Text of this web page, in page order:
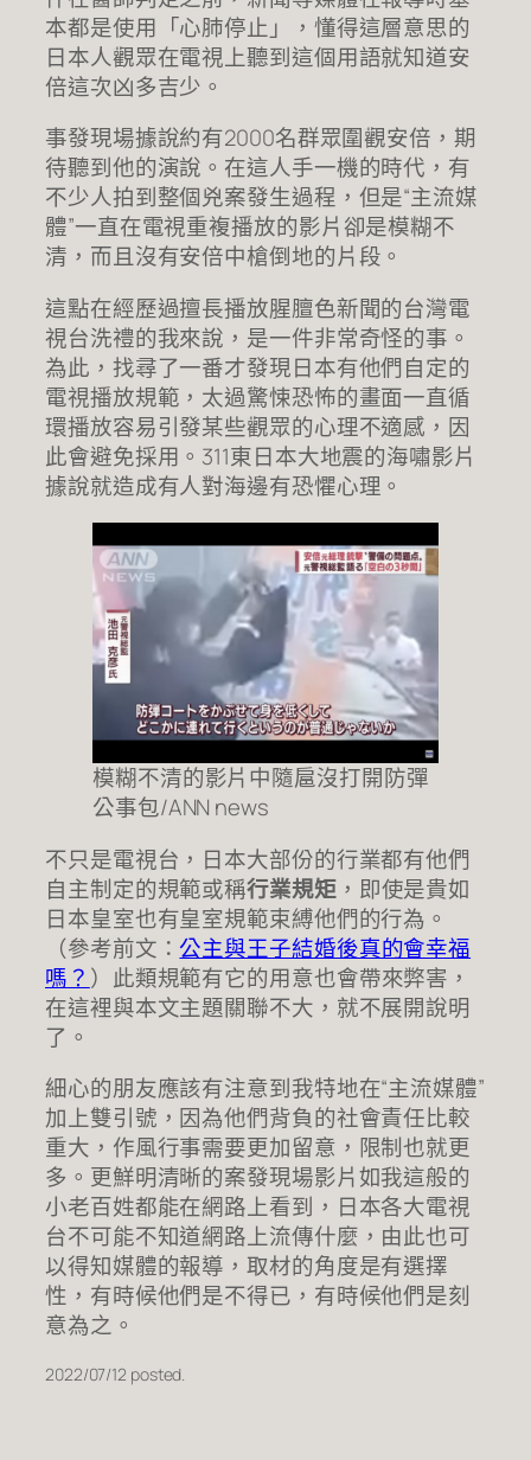
本都是使用「心肺停止」，懂得這層意思的
日本人觀眾在電視上聽到這個用語就知道安
倍這次凶多吉少。
事發現場據說約有2000名群眾圍觀安倍，期
待聽到他的演說。在這人手一機的時代，有
不少人拍到整個兇案發生過程，但是“主流媒
體”一直在電視重複播放的影片卻是模糊不
清，而且沒有安倍中槍倒地的片段。
這點在經歷過擅長播放腥膻色新聞的台灣電
視台洗禮的我來說，是一件非常奇怪的事。
為此，找尋了一番才發現日本有他們自定的
電視播放規範，太過驚悚恐怖的畫面一直循
環播放容易引發某些觀眾的心理不適感，因
此會避免採用。311東日本大地震的海嘯影片
據說就造成有人對海邊有恐懼心理。
模糊不清的影片中隨扈沒打開防彈
公事包/ANN news
不只是電視台，日本大部份的行業都有他們
自主制定的規範或稱行業規矩，即使是貴如
日本皇室也有皇室規範束縛他們的行為。
（參考前文： 公主與王子結婚後真的會幸福
嗎？ ）此類規範有它的用意也會帶來弊害，
在這裡與本文主題關聯不大，就不展開說明
了。
細心的朋友應該有注意到我特地在“主流媒體”
加上雙引號，因為他們背負的社會責任比較
重大，作風行事需要更加留意，限制也就更
多。更鮮明清晰的案發現場影片如我這般的
小老百姓都能在網路上看到，日本各大電視
台不可能不知道網路上流傳什麼，由此也可
以得知媒體的報導，取材的角度是有選擇
性，有時候他們是不得已，有時候他們是刻
意為之。
2022/07/12 posted.